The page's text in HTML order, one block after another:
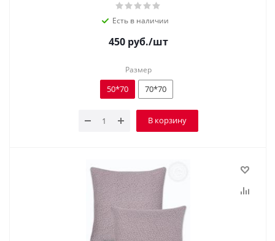
Есть в наличии
450руб./шт
Размер
50*70 70*70
В корзину